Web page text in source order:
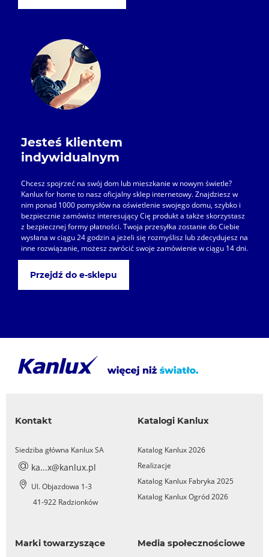
Jesteś klientem
indywidualnym
Chcesz spojrzeć na swój dom lub mieszkanie w nowym świetle?
Kanlux for home to nasz oficjalny sklep internetowy. Znajdziesz w
nim ponad 1000 pomysłów na oświetlenie swojego domu, szybko i
bezpiecznie zamówisz interesujący Cię produkt a także skorzystasz
z bezpiecznej formy płatności. Twoja przesyłka zostanie do Ciebie
wysłana w ciągu 24 godzin a jeżeli się rozmyślisz lub zdecydujesz na
inne rozwiązanie, możesz zwrócić swoje zamówienie w ciągu 14 dni.
Przejdź do e-sklepu
Kontakt
Siedziba główna Kanlux SA
ka...x@kanlux.pl
Ul. Objazdowa 1-3
41-922 Radzionków
Katalogi Kanlux
Katalog Kanlux 2026
Realizacje
Katalog Kanlux Fabryka 2025
Katalog Kanlux Ogród 2026
Marki towarzyszące Media społecznościowe